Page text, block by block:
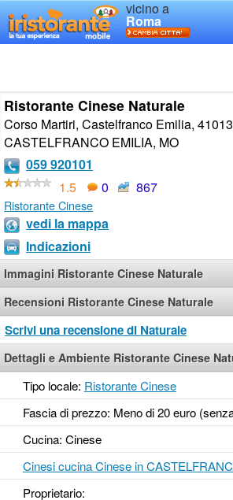
vicino a
Roma
Ristorante Cinese Naturale
Corso Martiri, Castelfranco Emilia,
CASTELFRANCO EMILIA, MO
059 920101
1.5
0 867
Ristorante Cinese
vedi la mappa
Indicazioni
Immagini Ristorante Cinese Naturale
Recensioni Ristorante Cinese Naturale
Scrivi una recensione di Naturale
Dettagli e Ambiente Ristorante Cinese
Tipo locale: Ristorante Cinese
Fascia di prezzo: Meno di 20 euro
Cucina: Cinese
Cinesi cucina Cinese in
Proprietario: